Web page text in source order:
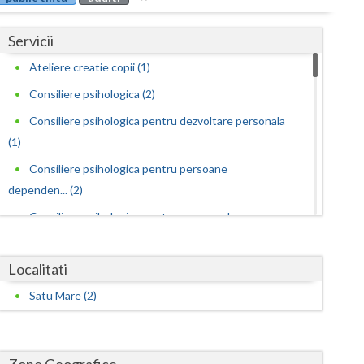
Buzau
Caras-Severin
Covasna
Servicii
Ateliere creatie copii (1)
Consiliere psihologica (2)
Consiliere psihologica pentru dezvoltare personala
(1)
Consiliere psihologica pentru persoane
dependen... (2)
Consiliere psihologica pentru persoanele care s...
Consiliere psihologica scolara (1)
Consiliere psihologica vocationala (1)
Localitati
Satu Mare (2)